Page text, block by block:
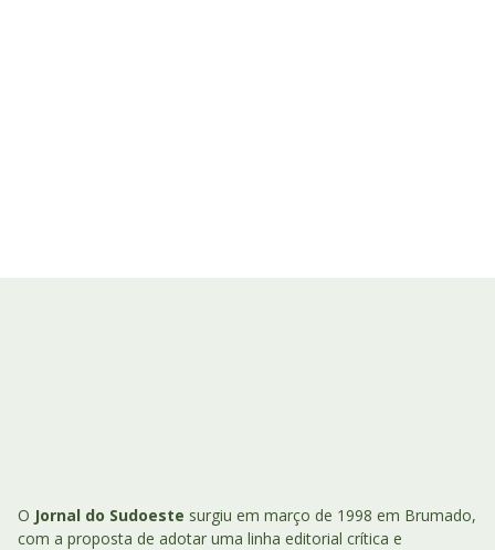
O Jornal do Sudoeste surgiu em março de 1998 em Brumado,
com a proposta de adotar uma linha editorial crítica e